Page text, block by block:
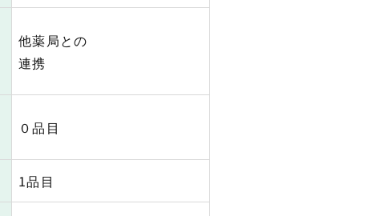
他薬局との
連携
０品目
1品目